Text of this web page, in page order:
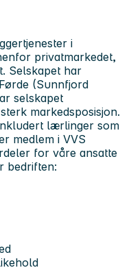
i
privatmarkedet,
Selskapet har
(Sunnfjord
selskapet
markedsposisjon.
lærlinger som
medlem i VVS
for våre ansatte
bedriften: